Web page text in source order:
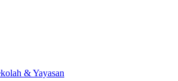
& Yayasan